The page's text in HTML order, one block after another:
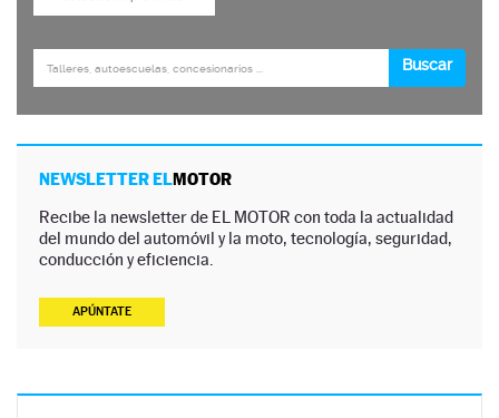
NEWSLETTER ELMOTOR
Recibe la newsletter de EL MOTOR con toda la actualidad
del mundo del automóvil y la moto, tecnología, seguridad,
conducción y eficiencia.
APÚNTATE